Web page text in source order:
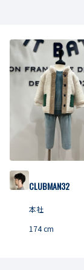
CLUBMAN32
本社
174cm